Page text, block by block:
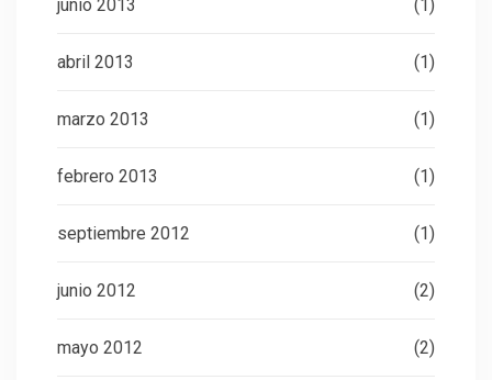
junio 2013 (1)
abril 2013 (1)
marzo 2013 (1)
febrero 2013 (1)
septiembre 2012 (1)
junio 2012 (2)
mayo 2012 (2)